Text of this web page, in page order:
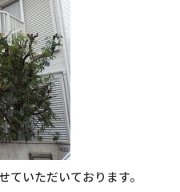
ていただいております。